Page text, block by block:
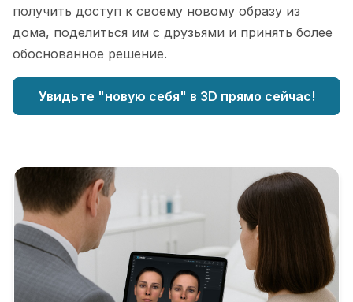
получить доступ к своему новому образу из
дома, поделиться им с друзьями и принять более
обоснованное решение.
Увидьте "новую себя" в 3D прямо сейчас!